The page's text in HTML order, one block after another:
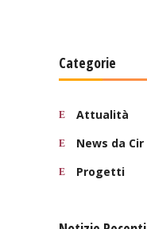
Categorie
Attualità
News da Cir
Progetti